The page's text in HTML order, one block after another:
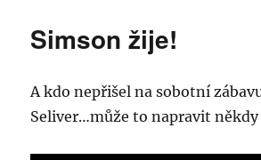
Simson žije!
A kdo nepřišel na sobotní
Seliver…může to napravit